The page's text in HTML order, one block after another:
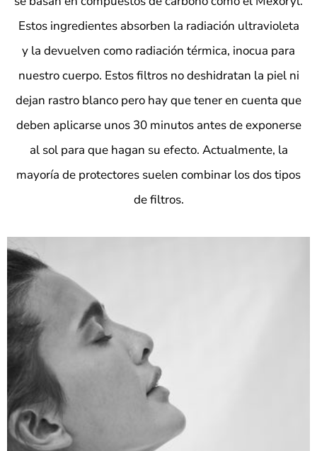
Estos ingredientes absorben la radiación ultravioleta
y la devuelven como radiación térmica, inocua para
nuestro cuerpo. Estos filtros no deshidratan la piel ni
dejan rastro blanco pero hay que tener en cuenta que
deben aplicarse unos 30 minutos antes de exponerse
al sol para que hagan su efecto. Actualmente, la
mayoría de protectores suelen combinar los dos tipos
de filtros.